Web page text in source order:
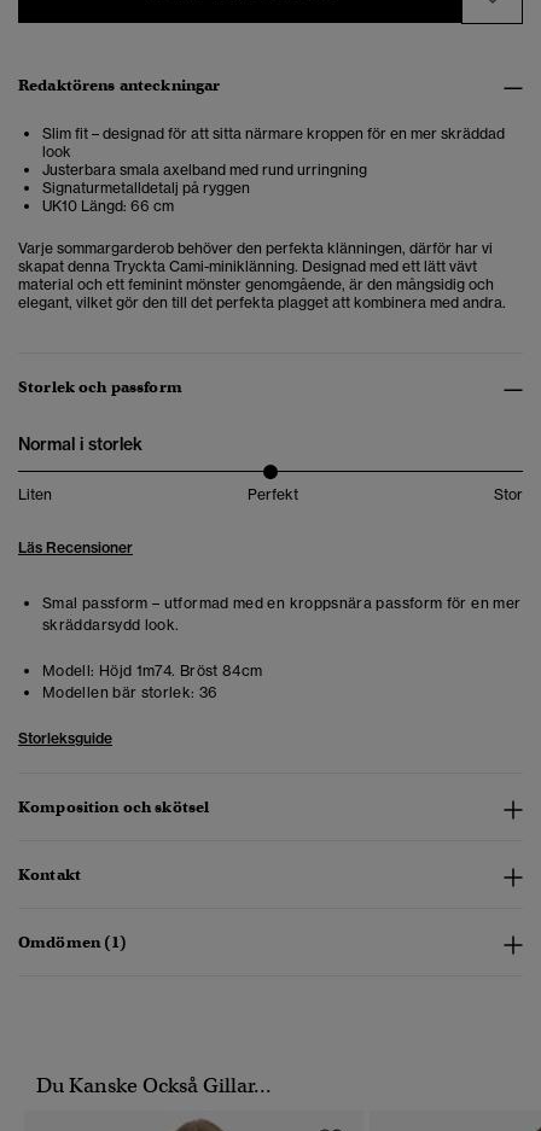
Redaktörens anteckningar
Slim fit – designad för att sitta närmare kroppen för en mer skräddad
look
Justerbara smala axelband med rund urringning
Signaturmetalldetalj på ryggen
UK10 Längd: 66 cm
Varje sommargarderob behöver den perfekta klänningen, därför har vi
skapat denna Tryckta Cami-miniklänning. Designad med ett lätt vävt
material och ett feminint mönster genomgående, är den mångsidig och
elegant, vilket gör den till det perfekta plagget att kombinera med andra.
Storlek och passform
Normal i storlek
Liten Perfekt Stor
Läs Recensioner
Smal passform – utformad med en kroppsnära passform för en mer
skräddarsydd look.
Modell: Höjd 1m74. Bröst 84cm
Modellen bär storlek: 36
Storleksguide
Komposition och skötsel
Kontakt
Omdömen (1)
Du Kanske Också Gillar...